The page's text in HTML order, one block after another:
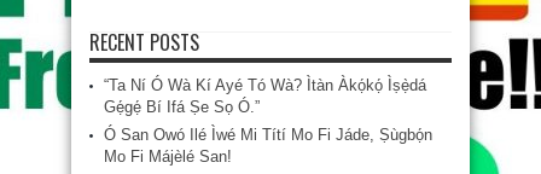
RECENT POSTS
“Ta Ní Ó Wà Kí Ayé Tó Wà? Ìtàn Àkọ́kọ́ Ìṣẹ̀dá
Gẹ́gẹ́ Bí Ifá Ṣe Sọ Ó.”
Ó San Owó Ilé Ìwé Mi Títí Mo Fi Jáde, Ṣùgbọ́n
Mo Fi Májèlé San!